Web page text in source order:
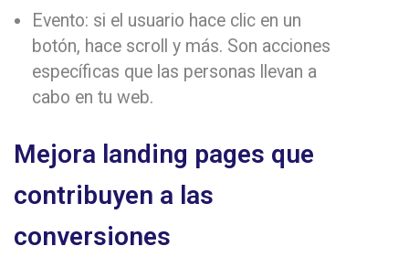
Evento: si el usuario hace clic en un
botón, hace scroll y más. Son acciones
específicas que las personas llevan a
cabo en tu web.
Mejora landing pages que
contribuyen a las
conversiones